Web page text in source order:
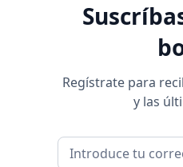
Regístrate para
y las